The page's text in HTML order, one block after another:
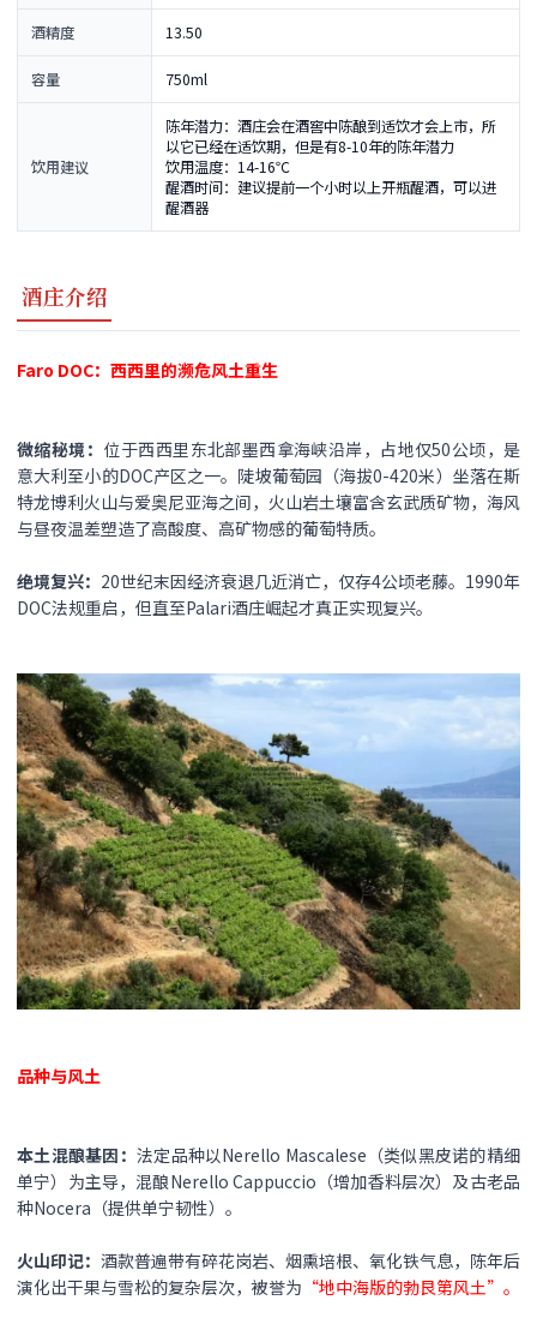
酒精度 13.50
容量 750ml
饮用建议
陈年潜力：酒庄会在酒窖中陈酿到适饮才会上市，所
以它已经在适饮期，但是有8-10年的陈年潜力
饮用温度：14-16℃
醒酒时间：建议提前一个小时以上开瓶醒酒，可以进
醒酒器
酒庄介绍
Faro DOC：西西里的濒危风土重生​
微缩秘境​： 位于西西里东北部墨西拿海峡沿岸，占地仅50公顷，是
意大利至小的DOC产区之一。陡坡葡萄园（海拔0-420米）坐落在斯
特龙博利火山与爱奥尼亚海之间，火山岩土壤富含玄武质矿物，海风
与昼夜温差塑造了高酸度、高矿物感的葡萄特质。
绝境复兴​： 20世纪末因经济衰退几近消亡，仅存4公顷老藤。1990年
DOC法规重启，但直至Palari酒庄崛起才真正实现复兴。
品种与风土​
本土混酿基因​：法定品种以Nerello Mascalese（类似黑皮诺的精细
单宁）为主导，混酿Nerello Cappuccio（增加香料层次）及古老品
种Nocera（提供单宁韧性）。
火山印记​： 酒款普遍带有碎花岗岩、烟熏培根、氧化铁气息，陈年后
演化出干果与雪松的复杂层次，被誉为 “地中海版的勃艮第风土”。